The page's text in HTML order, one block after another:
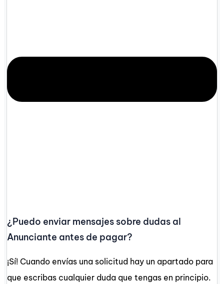
¿Puedo enviar mensajes sobre dudas al
Anunciante antes de pagar?
¡Sí! Cuando envías una solicitud hay un apartado para
que escribas cualquier duda que tengas en principio.